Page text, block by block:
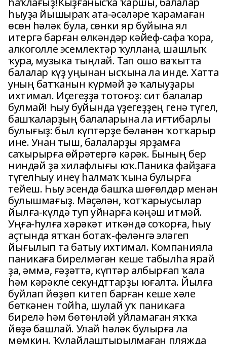
һыуҙа йышыраҡ ата-әсәләре ҡарамаған
өсөн һәләк була, сөнки яр буйына ял
итергә барған өлкәндәр кәйеф-сафа ҡора,
алкоголле эсемлектәр ҡуллана, шашлыҡ
ҡура, музыка тыңлай. Тап ошо ваҡытта
балалар күҙ уңынан ысҡына ла инде. Хатта
уның батҡанын күрмәй ҙә ҡалыуҙары
ихтимал. Иҫегеҙҙә тотоғоҙ: сит балалар
булмай! Һыу буйында үҙегеҙҙең генә түгел,
башҡаларҙың балаларына ла иғтибарлы
булығыҙ: был күптәрҙе бәләнән ҡотҡарыр
ине. Унан тыш, балаларҙы ярҙамға
саҡырырға өйрәтергә кәрәк. Бының бер
ниндәй ҙә хилафлығы юҡ.Паника файҙаға
түгелҺыу инеү һалмаҡ ҡына булырға
тейеш. Һыу эсендә башҡа шөғөлдәр менән
булышмағыҙ. Мәҫәлән, ҡотҡарыусылар
йылға-күлдә туп уйнарға кәңәш итмәй.
Уңға-һулға хәрәкәт иткәндә соҡорға, һыу
аҫтында ятҡан ботаҡ-фәләнгә эләгеп
йығылып та батыу ихтимал. Компанияла
паникаға бирелмәгән кеше табылһа ярай
ҙа, әммә, ғәҙәттә, күптәр албырғап ҡала
һәм кәрәкле секундттарҙы юғалта. Йылға
буйлап йөҙөп китеп барған кеше хәле
бөткәнен тойһа, шулай уҡ паникаға
бирелә һәм бөтөнләй уйламаған яҡҡа
йөҙә башлай. Улай һәләк булырға ла
мөмкин. Ҡулайлаштырылмаған пляжда